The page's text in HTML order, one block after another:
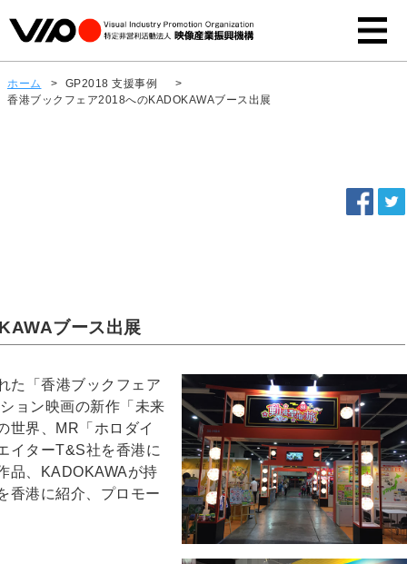
ホーム > GP2018 支援事例
>
香港ブックフェア2018へのKADOKAWAブース出展
ブース出展
た「香港ブックフェア
ョン映画の新作「未来
世界、MR「ホロダイ
イターT&S社を香港に
品、KADOKAWAが持
香港に紹介、プロモー